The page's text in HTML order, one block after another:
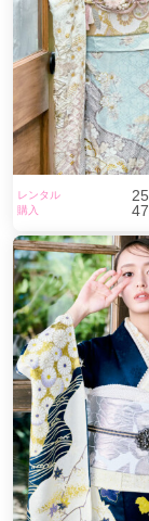
レンタル
購入